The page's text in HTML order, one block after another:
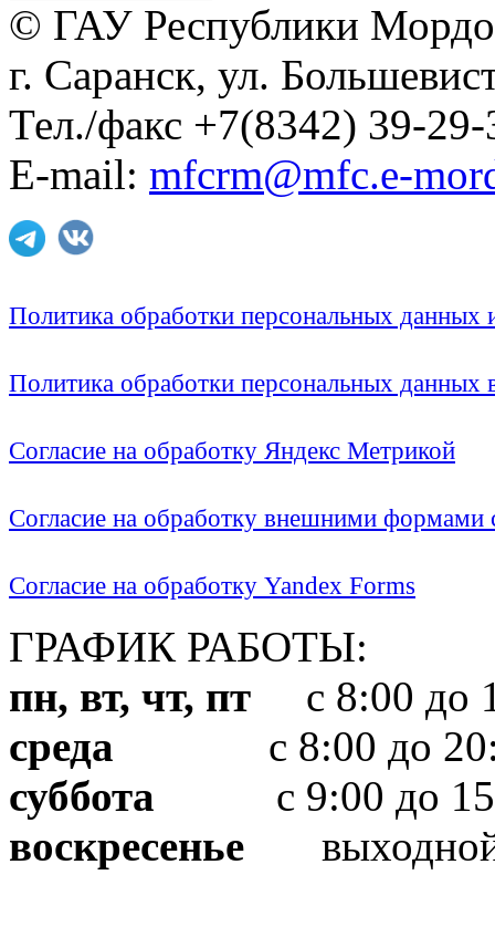
© ГАУ Республики
г. Саранск, ул.
Тел./факс +7(8342) 39-29-
E-mail: mfcrm@mfc.e-
Политика обработки персональных
Политика обработки персональных
Согласие на обработку Яндекс Метрикой
Согласие на обработку внешними формами
Согласие на обработку Yandex Forms
ГРАФИК РАБОТЫ:
пн, вт, чт, пт с 8:00 до
среда с 8:00 до
суббота с 9:00 до
воскресенье